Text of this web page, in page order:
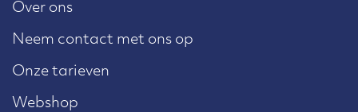
Over ons
Neem contact met ons op
Onze tarieven
Webshop